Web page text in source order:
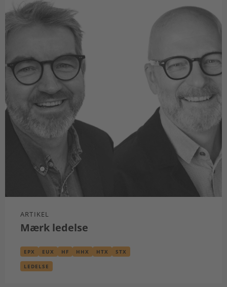
ARTIKEL
Mærk ledelse
EPX EUX HF HHX HTX STX
LEDELSE